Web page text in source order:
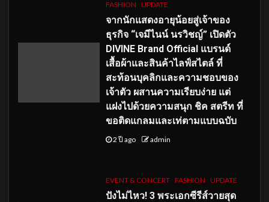
FASHION UPDATE
จากนักแสดงอายุน้อยสู่เจ้าของ
ธุรกิจ “เจมีไนน์ นรวิชญ์” เปิดตัว
DIVINE Brand Official แบรนด์
เสื้อผ้าและสินค้าไลฟ์สไตล์ ที่
สะท้อนบุคลิกและความชอบของ
เจ้าตัว ผสานความเรียบง่าย แต่
แฝงไปด้วยความสนุก ชิค สตรีท ที่
ขอติดแกลมและเท่ตามแบบฉบับ
2 ปี ago admin
EVENT & CONCERT FASHION UPDATE
ปังไม่ไหว! 3 พระเอกซีรีส์วายสุด